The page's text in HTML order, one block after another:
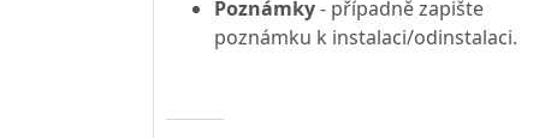
Poznámky- případně zapište
poznámku k instalaci/odinstalaci.